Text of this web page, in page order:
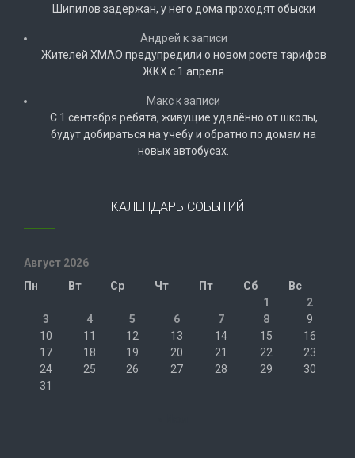
Шипилов задержан, у него дома проходят обыски
Андрей к записи
Жителей ХМАО предупредили о новом росте тарифов
ЖКХ с 1 апреля
Макск записи
С 1 сентября ребята, живущие удалённо от школы,
будут добираться на учебу и обратно по домам на
новых автобусах.
КАЛЕНДАРЬ СОБЫТИЙ
Август 2026
Пн
Вт Ср Чт Пт Сб
Вс
1
2
3
4 5 6 7 8
9
10
11 12 13 14 15
16
17
18 19 20 21 22
23
24
25 26 27 28 29
30
31